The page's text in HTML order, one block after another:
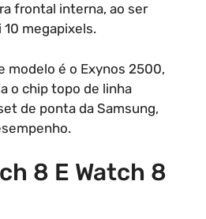
frontal interna, ao ser
megapixels.
modelo é o Exynos 2500,
o chip topo de linha
de ponta da Samsung,
8 E Watch 8